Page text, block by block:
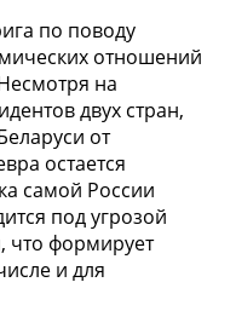
по поводу
отношений
на
двух стран,
от
остается
самой России
под угрозой
что формирует
и для